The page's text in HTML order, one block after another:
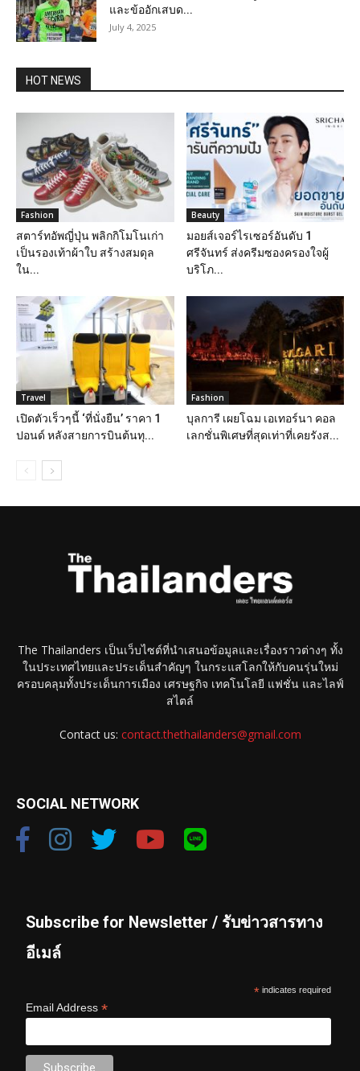
และข้ออักเสบด...
July 4, 2025
HOT NEWS
Fashion
สตาร์ทอัพญี่ปุ่น พลิกกิโมโนเก่า
เป็นรองเท้าผ้าใบ สร้างสมดุล
ใน...
Beauty
มอยส์เจอร์ไรเซอร์อันดับ 1
ศรีจันทร์ ส่งครีมซองครองใจผู้
บริโภ...
Travel
เปิดตัวเร็วๆนี้ ‘ที่นั่งยืน’ ราคา 1
ปอนด์ หลังสายการบินต้นทุ...
Fashion
บุลการี เผยโฉม เอเทอร์นา คอล
เลกชั่นพิเศษที่สุดเท่าที่เคยรังส...
The Thailanders เป็นเว็บไซต์ที่นำเสนอข้อมูลและเรื่องราวต่างๆ ทั้ง
ในประเทศไทยและประเด็นสำคัญๆ ในกระแสโลกให้กับคนรุ่นใหม่
ครอบคลุมทั้งประเด็นการเมือง เศรษฐกิจ เทคโนโลยี แฟชั่น และไลฟ์
สไตล์
Contact us: contact.thethailanders@gmail.com
SOCIAL NETWORK
Subscribe for Newsletter / รับข่าวสารทาง
อีเมล์
* indicates required
Email Address*